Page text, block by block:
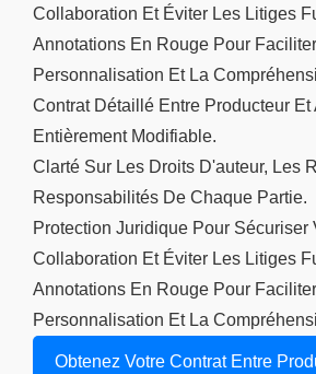
Collaboration Et Éviter Les Litiges
Annotations En Rouge Pour
Personnalisation Et La
Contrat Détaillé Entre Producteur Et
Entièrement Modifiable.
Clarté Sur Les Droits D'auteur, Les
Responsabilités De Chaque Partie.
Protection Juridique Pour Sécuriser
Collaboration Et Éviter Les Litiges
Annotations En Rouge Pour
Personnalisation Et La
Obtenez Votre Contrat Entre